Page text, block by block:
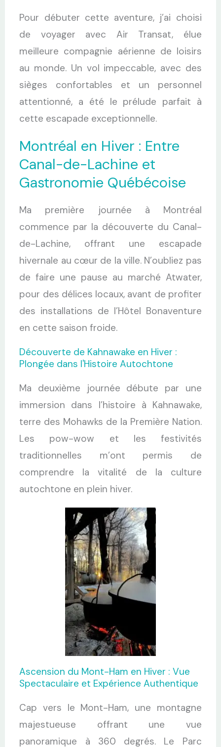
Pour débuter cette aventure, j’ai choisi
de voyager avec Air Transat, élue
meilleure compagnie aérienne de loisirs
au monde. Un vol impeccable, avec des
sièges confortables et un personnel
attentionné, a été le prélude parfait à
cette escapade exceptionnelle.
Montréal en Hiver : Entre
Canal-de-Lachine et
Gastronomie Québécoise
Ma première journée à Montréal
commence par la découverte du Canal-
de-Lachine, offrant une escapade
hivernale au cœur de la ville. N’oubliez pas
de faire une pause au marché Atwater,
pour des délices locaux, avant de profiter
des installations de l’Hôtel Bonaventure
en cette saison froide.
Découverte de Kahnawake en Hiver :
Plongée dans l'Histoire Autochtone
Ma deuxième journée débute par une
immersion dans l’histoire à Kahnawake,
terre des Mohawks de la Première Nation.
Les pow-wow et les festivités
traditionnelles m’ont permis de
comprendre la vitalité de la culture
autochtone en plein hiver.
Ascension du Mont-Ham en Hiver : Vue
Spectaculaire et Expérience Authentique
Cap vers le Mont-Ham, une montagne
majestueuse offrant une vue
panoramique à 360 degrés. Le Parc